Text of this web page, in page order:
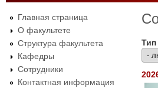
Главная страница
О факультете
Структура факультета
Кафедры
Сотрудники
Контактная информация
Тип